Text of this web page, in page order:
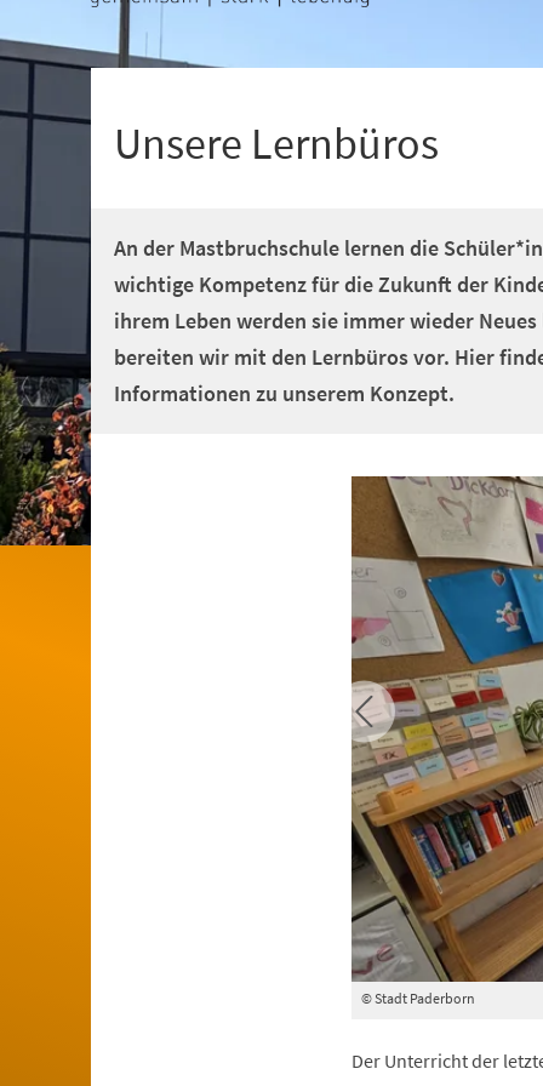
1
Unsere Lernbüros
An der Mastbruchschule lernen die
wichtige Kompetenz für die Zukunft der
ihrem Leben werden sie immer wieder
bereiten wir mit den Lernbüros vor. Hier
Informationen zu unserem Konzept.
© Stadt Paderborn
Der Unterricht der